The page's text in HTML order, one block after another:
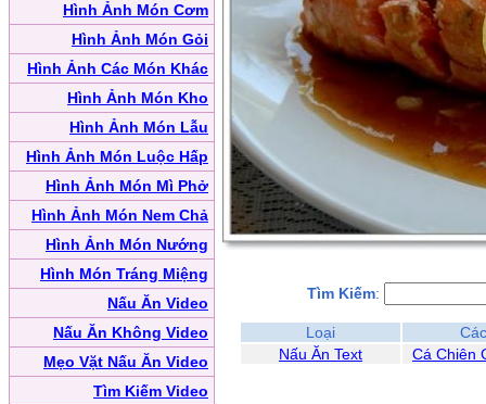
Hình Ảnh Món Cơm
Hình Ảnh Món Gỏi
Hình Ảnh Các Món Khác
Hình Ảnh Món Kho
Hình Ảnh Món Lẫu
Hình Ảnh Món Luộc Hấp
Hình Ảnh Món Mì Phở
Hình Ảnh Món Nem Chả
Hình Ảnh Món Nướng
Hình Món Tráng Miệng
Nấu Ăn Video
Nấu Ăn Không Video
Mẹo Vặt Nấu Ăn Video
Tìm Kiếm Video
Tìm Kiếm:
Loại
Nấu Ăn Text
Cá Chiên